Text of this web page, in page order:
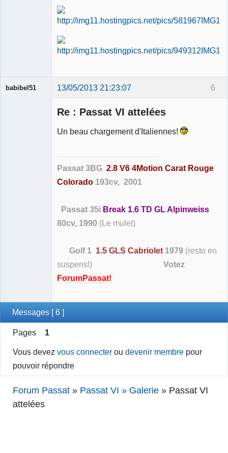
6
babibel51 13/05/2013 21:23:07
Re : Passat VI attelées
Un beau chargement d'Italiennes!
Passat 3BG 2.8 V6 4Motion Carat Rouge
Colorado 193cv, 2001
Passat 35i Break 1.6 TD GL Alpinweiss
80cv, 1990 (Le mulet)
Golf 1 1.5 GLS Cabriolet 1979 (resto en
suspens!) Votez
ForumPassat!
Messages [ 6 ]
Pages 1
Vous devezvous connecter oudevenir membre pour
pouvoir répondre
Forum Passat » Passat VI » Galerie » Passat VI
attelées